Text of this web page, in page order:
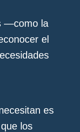
—como la
el
es
los